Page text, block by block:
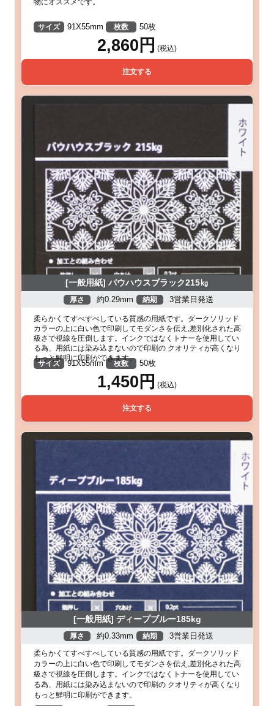
サイズ 91X55mm 枚数 50枚
2,860円 (税込)
注文する
[一般用紙] バウハウスブラック215㎏
厚さ 約0.29mm 納期 3営業日発送
柔らかくてすべすべしている質感の用紙です。ダークソリッド
カラーの上に白い色で印刷してモダンさを伝え,差別化された高
級さで視線を圧倒します。インクではなくトナーを使用してい
る為、用紙には染み込まないので印刷の クオリティが高くなり
もっと鮮明に印刷ができます。
サイズ 91X55mm 枚数 50枚
1,450円 (税込)
注文する
[一般用紙] ディープブルー185kg
厚さ 約0.33mm 納期 3営業日発送
柔らかくてすべすべしている質感の用紙です。ダークソリッド
カラーの上に白い色で印刷してモダンさを伝え,差別化された高
級さで視線を圧倒します。インクではなくトナーを使用してい
る為、用紙には染み込まないので印刷の クオリティが高くなり
もっと鮮明に印刷ができます。